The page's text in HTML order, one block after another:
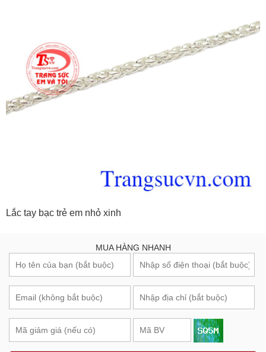
Lắc tay bạc trẻ em nhỏ xinh
MUA HÀNG NHANH